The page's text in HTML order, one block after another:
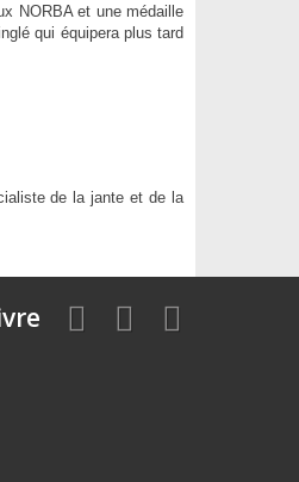
NORBA et une médaille
qui équipera plus tard
de la jante et de la